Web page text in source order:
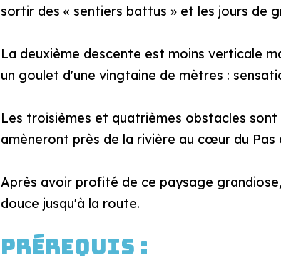
sortir des « sentiers battus » et les jours de
La deuxième descente est moins verticale
un goulet d'une vingtaine de mètres :
Les troisièmes et quatrièmes obstacles
amèneront près de la rivière au cœur du Pas
Après avoir profité de ce paysage
douce jusqu'à la route.
Prérequis :